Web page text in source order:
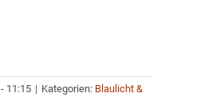
11:15 | Kategorien: Blaulicht &